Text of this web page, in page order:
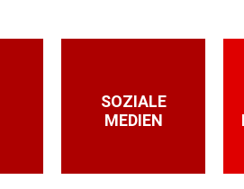
SOZIALE
MEDIEN